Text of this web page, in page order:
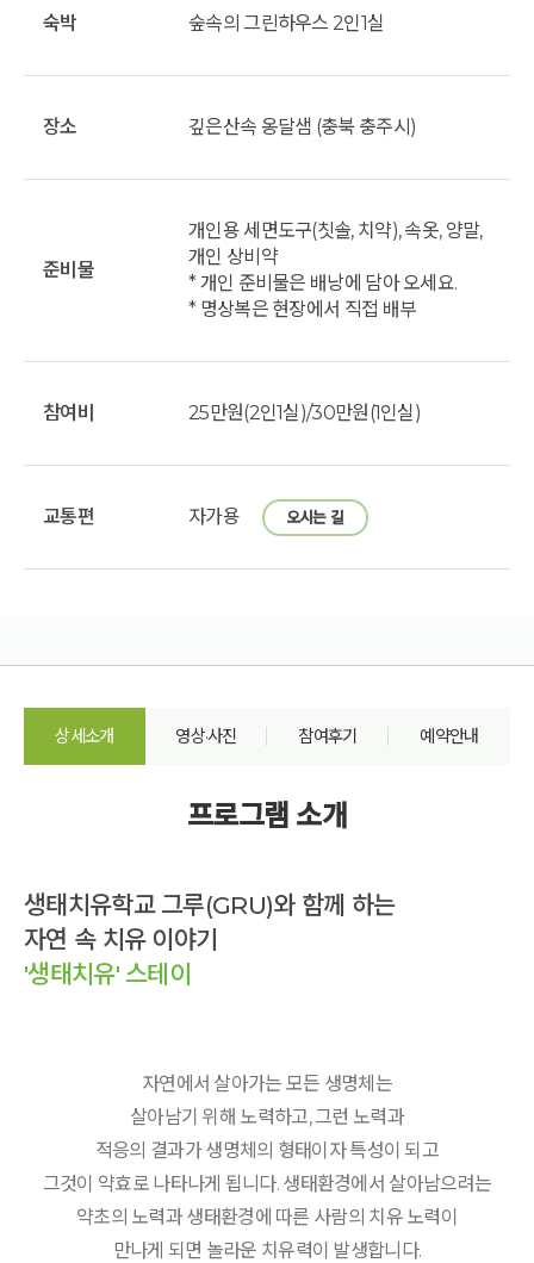
숙박 숲속의 그린하우스 2인1실
장소 깊은산속 옹달샘 (충북 충주시)
준비물
개인용 세면도구(칫솔, 치약), 속옷, 양말,
개인 상비약
* 개인 준비물은 배낭에 담아 오세요.
* 명상복은 현장에서 직접 배부
참여비 25만원(2인1실)/30만원(1인실)
교통편 자가용 오시는 길
상세소개 영상·사진 참여후기 예약안내
프로그램 소개
생태치유학교 그루(GRU)와 함께 하는
자연 속 치유 이야기
'생태치유' 스테이
자연에서 살아가는 모든 생명체는
살아남기 위해 노력하고, 그런 노력과
적응의 결과가 생명체의 형태이자 특성이 되고
그것이 약효로 나타나게 됩니다. 생태환경에서 살아남으려는
약초의 노력과 생태환경에 따른 사람의 치유 노력이
만나게 되면 놀라운 치유력이 발생합니다.